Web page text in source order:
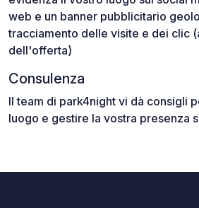
web e un banner pubblicitario
tracciamento delle visite e dei clic
dell'offerta)
Consulenza
Il team di park4night vi dà consigli
luogo e gestire la vostra presenza